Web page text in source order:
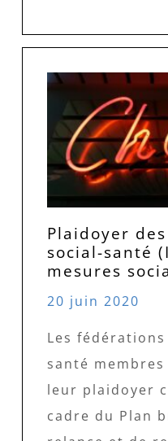
Plaidoyer
social-santé
mesures
20 juin 2020
Les
santé membres
leur plaidoyer
cadre du Plan